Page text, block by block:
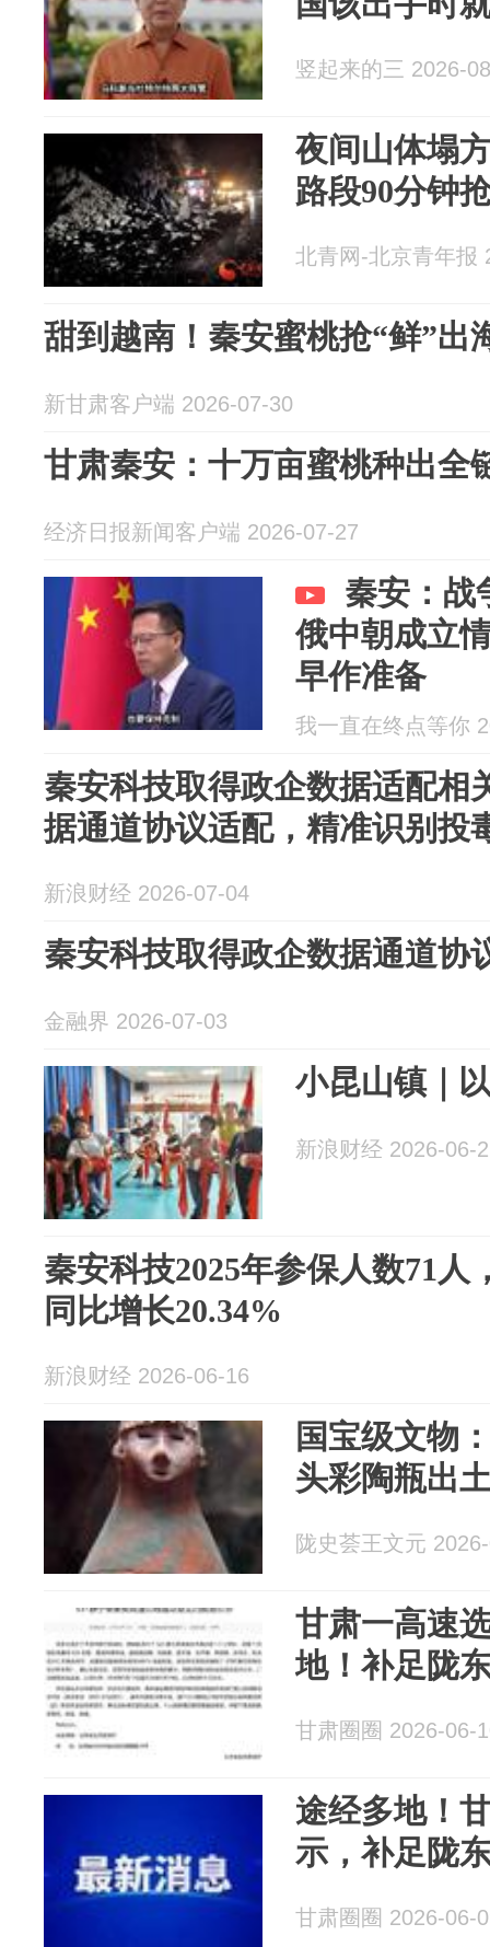
竖起来的三 2026-
夜间山体塌
路段90分钟
北青网-北京青年报
甜到越南！秦安蜜桃抢“鲜”出
新甘肃客户端 2026-07-30
甘肃秦安：十万亩蜜桃种出全
经济日报新闻客户端 2026-07-27
秦安：战
俄中朝成立
早作准备
我一直在终点等你
秦安科技取得政企数据适配相
据通道协议适配，精准识别投
新浪财经 2026-07-04
秦安科技取得政企数据通道协
金融界 2026-07-03
小昆山镇｜
新浪财经 2026-06-
秦安科技2025年参保人数71人
同比增长20.34%
新浪财经 2026-06-16
国宝级文物
头彩陶瓶出
陇史荟王文元
甘肃一高速
地！补足陇
甘肃圈圈 2026-06-
途经多地！
示，补足陇
甘肃圈圈 2026-06-